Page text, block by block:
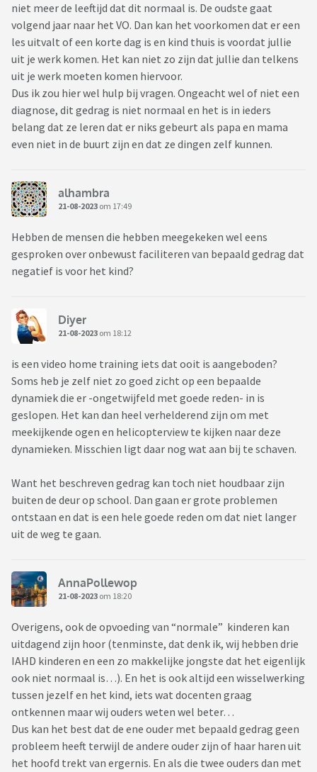
niet meer de leeftijd dat dit normaal is. De oudste gaat
volgend jaar naar het VO. Dan kan het voorkomen dat er een
les uitvalt of een korte dag is en kind thuis is voordat jullie
uit je werk komen. Het kan niet zo zijn dat jullie dan telkens
uit je werk moeten komen hiervoor.
Dus ik zou hier wel hulp bij vragen. Ongeacht wel of niet een
diagnose, dit gedrag is niet normaal en het is in ieders
belang dat ze leren dat er niks gebeurt als papa en mama
even niet in de buurt zijn en dat ze dingen zelf kunnen.
alhambra
21-08-2023 om 17:49
Hebben de mensen die hebben meegekeken wel eens
gesproken over onbewust faciliteren van bepaald gedrag dat
negatief is voor het kind?
Diyer
21-08-2023 om 18:12
is een video home training iets dat ooit is aangeboden?
Soms heb je zelf niet zo goed zicht op een bepaalde
dynamiek die er -ongetwijfeld met goede reden- in is
geslopen. Het kan dan heel verhelderend zijn om met
meekijkende ogen en helicopterview te kijken naar deze
dynamieken. Misschien ligt daar nog wat aan bij te schaven.
Want het beschreven gedrag kan toch niet houdbaar zijn
buiten de deur op school. Dan gaan er grote problemen
ontstaan en dat is een hele goede reden om dat niet langer
uit de weg te gaan.
AnnaPollewop
21-08-2023 om 18:20
Overigens, ook de opvoeding van “normale” kinderen kan
uitdagend zijn hoor (tenminste, dat denk ik, wij hebben drie
IAHD kinderen en een zo makkelijke jongste dat het eigenlijk
ook niet normaal is…). En het is ook altijd een wisselwerking
tussen jezelf en het kind, iets wat docenten graag
ontkennen maar wij ouders weten wel beter…
Dus kan het best dat de ene ouder met bepaald gedrag geen
probleem heeft terwijl de andere ouder zijn of haar haren uit
het hoofd trekt van ergernis. En als die twee ouders dan met